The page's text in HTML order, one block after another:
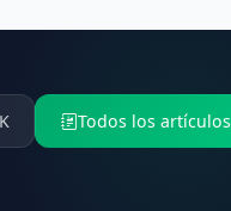
Todos los artículos